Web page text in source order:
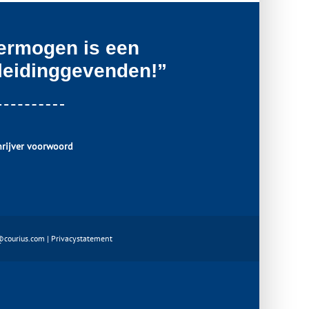
is een
voorwoord
| Privacystatement